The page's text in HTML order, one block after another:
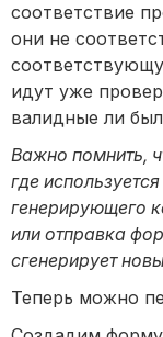
соответствие
они не
идут уже
валидные ли
Важно помнить,
где
генерирующего
или отправка
сгенерирует
Теперь можно